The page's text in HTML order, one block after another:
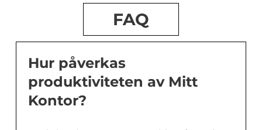
FAQ
Hur påverkas
produktiviteten av Mitt
Kontor?